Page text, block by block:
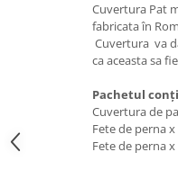
Cuvertura Pat
fabricata în
Cuvertura va
ca aceasta sa
Pachetul
Cuvertura de
Fete de perna
Fete de perna